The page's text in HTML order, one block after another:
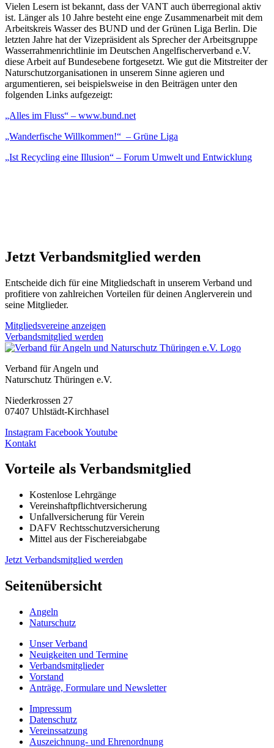
Vielen Lesern ist bekannt, dass der VANT auch überregional aktiv
ist. Länger als 10 Jahre besteht eine enge Zusammenarbeit mit dem
Arbeitskreis Wasser des BUND und der Grünen Liga Berlin. Die
letzten Jahre hat der Vizepräsident als Sprecher der Arbeitsgruppe
Wasserrahmenrichtlinie im Deutschen Angelfischerverband e.V.
diese Arbeit auf Bundesebene fortgesetzt. Wie gut die Mitstreiter der
Naturschutzorganisationen in unserem Sinne agieren und
argumentieren, sei beispielsweise in den Beiträgen unter den
folgenden Links aufgezeigt:
„Alles im Fluss“ – www.bund.net
„Wanderfische Willkommen!“ – Grüne Liga
„Ist Recycling eine Illusion“ – Forum Umwelt und Entwicklung
Jetzt Verbandsmitglied werden
Entscheide dich für eine Mitgliedschaft in unserem Verband und
profitiere von zahlreichen Vorteilen für deinen Anglerverein und
seine Mitglieder.
Mitgliedsvereine anzeigen
Verbandsmitglied werden
Verband für Angeln und
Naturschutz Thüringen e.V.
Niederkrossen 27
07407 Uhlstädt-Kirchhasel
Instagram FacebookYoutube
Kontakt
Vorteile als Verbandsmitglied
Kostenlose Lehrgänge
Vereinshaftpflichtversicherung
Unfallversicherung für Verein
DAFV Rechtsschutzversicherung
Mittel aus der Fischereiabgabe
Jetzt Verbandsmitglied werden
Seitenübersicht
Angeln
Naturschutz
Unser Verband
Neuigkeiten und Termine
Verbandsmitglieder
Vorstand
Anträge, Formulare und Newsletter
Impressum
Datenschutz
Vereinssatzung
Auszeichnung- und Ehrenordnung